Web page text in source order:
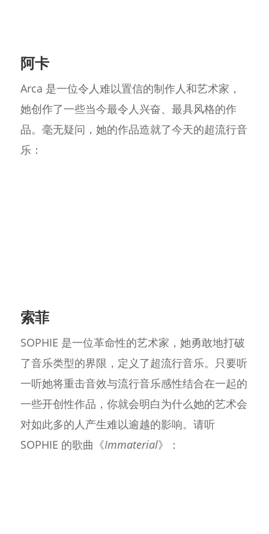
阿卡
Arca 是一位令人难以置信的制作人和艺术家，
她创作了一些当今最令人兴奋、最具风格的作
品。毫无疑问，她的作品造就了今天的超流行音
乐：
索菲
SOPHIE 是一位革命性的艺术家，她勇敢地打破
了音乐类型的界限，定义了超流行音乐。只要听
一听她将重击音效与流行音乐感性结合在一起的
一些开创性作品，你就会明白为什么她的艺术会
对如此多的人产生难以逾越的影响。请听
SOPHIE 的歌曲《Immaterial》：